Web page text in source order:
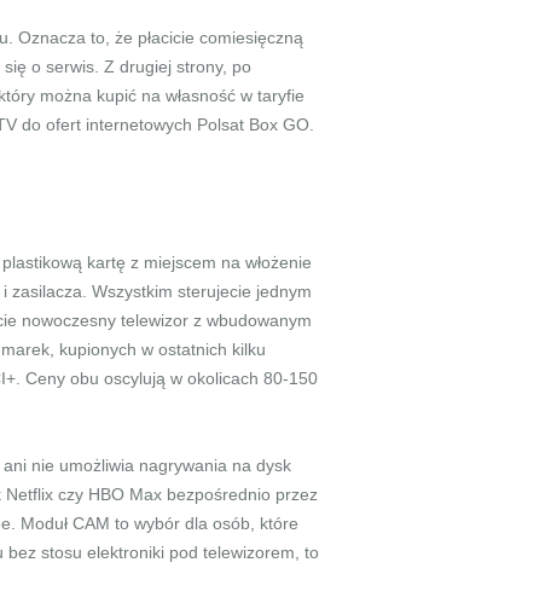
Oznacza to, że płacicie comiesięczną
o serwis. Z drugiej strony, po
można kupić na własność w taryfie
do ofert internetowych Polsat Box GO.
kartę z miejscem na włożenie
zasilacza. Wszystkim sterujecie jednym
nowoczesny telewizor z wbudowanym
kupionych w ostatnich kilku
Ceny obu oscylują w okolicach 80-150
nie umożliwia nagrywania na dysk
czy HBO Max bezpośrednio przez
Moduł CAM to wybór dla osób, które
stosu elektroniki pod telewizorem, to